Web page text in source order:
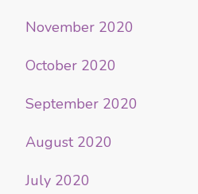
November 2020
October 2020
September 2020
August 2020
July 2020